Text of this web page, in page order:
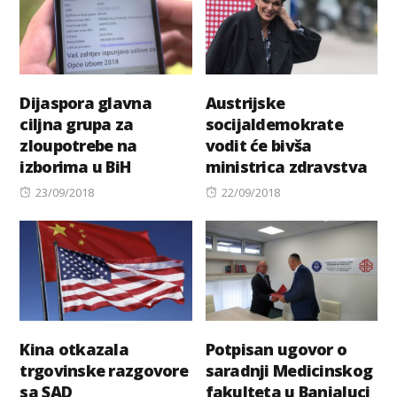
Dijaspora glavna
ciljna grupa za
zloupotrebe na
izborima u BiH
Posted
23/09/2018
Austrijske
socijaldemokrate
vodit će bivša
ministrica zdravstva
Posted
22/09/2018
Kina otkazala
trgovinske razgovore
sa SAD
Potpisan ugovor o
saradnji Medicinskog
fakulteta u Banjaluci